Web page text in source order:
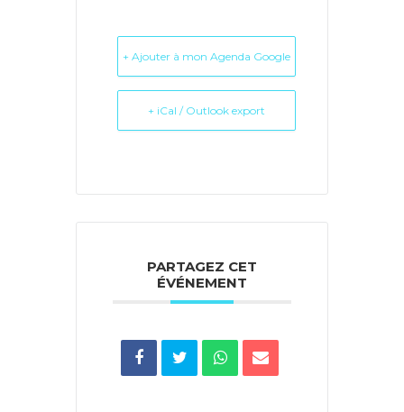
+ Ajouter à mon Agenda Google
+ iCal / Outlook export
PARTAGEZ CET
ÉVÉNEMENT